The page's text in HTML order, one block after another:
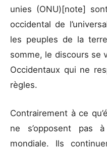
unies (ONU)[note]
occidental de
les peuples de la
somme, le discours se
Occidentaux qui ne
règles.
Contrairement à ce
ne s’opposent pas
mondiale. Ils